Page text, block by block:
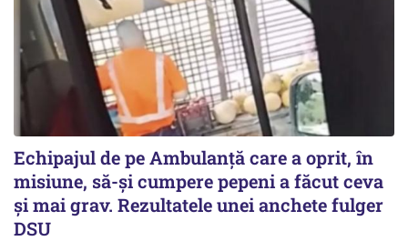
Echipajul de pe Ambulanță care a oprit, în
misiune, să-și cumpere pepeni a făcut ceva
și mai grav. Rezultatele unei anchete fulger
DSU